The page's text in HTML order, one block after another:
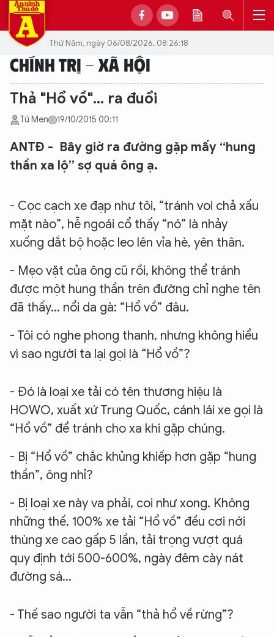
Thứ Năm, ngày 06/08/2026, 08:26:18
CHÍNH TRỊ - XÃ HỘI
Thả "Hổ vồ"... ra đuổi
Tú Men 19/10/2015 00:11
ANTĐ - Bây giờ ra đường gặp mấy “hung
thần xa lộ” sợ quá ông ạ.
- Cọc cạch xe đạp như tôi, “tránh voi chả xấu
mặt nào”, hễ ngoái cổ thấy “nó” là nhảy
xuống dắt bộ hoặc leo lên vỉa hè, yên thân.
- Mẹo vặt của ông cũ rồi, không thể tránh
được một hung thần trên đường chỉ nghe tên
đã thấy... nổi da gà: “Hổ vồ” đâu.
- Tôi có nghe phong thanh, nhưng không hiểu
vì sao người ta lại gọi là “Hổ vồ”?
- Đó là loại xe tải có tên thương hiệu là
HOWO, xuất xứ Trung Quốc, cánh lái xe gọi là
“Hổ vồ” để tránh cho xa khi gặp chúng.
- Bị “Hổ vồ” chắc khủng khiếp hơn gặp “hung
thần”, ông nhỉ?
- Bị loại xe này va phải, coi như xong. Không
những thế, 100% xe tải “Hổ vồ” đều cơi nới
thùng xe cao gấp 5 lần, tải trọng vượt quá
quy định tới 500-600%, ngày đêm cày nát
đường sá...
- Thế sao người ta vẫn “thả hổ về rừng”?